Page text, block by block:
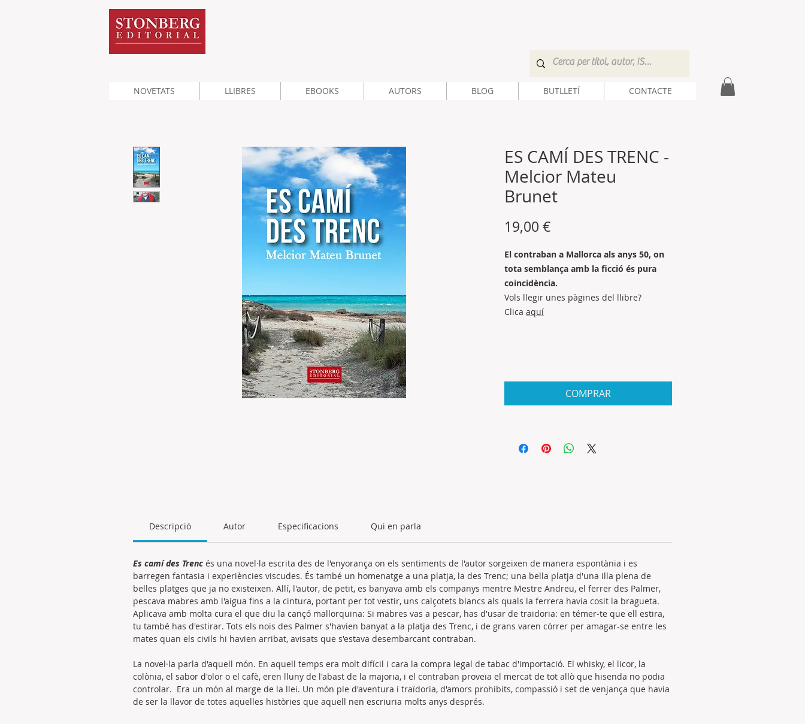
NOVETATS LLIBRES EBOOKS AUTORS BLOG BUTLLETÍ CONTACTE
ES CAMÍ DES TRENC -
Melcior Mateu
Brunet
19,00 €
El contraban a Mallorca als anys 50, on
tota semblança amb la ficció és pura
coincidència.
Vols llegir unes pàgines del llibre?
Clica aquí
COMPRAR
Descripció Autor Especificacions Qui en parla
Es camí des Trenc és una novel·la escrita des de l'enyorança on els sentiments de l'autor sorgeixen de manera espontània i es
barregen fantasia i experiències viscudes. És també un homenatge a una platja, la des Trenc; una bella platja d'una illa plena de
belles platges que ja no existeixen. Allí, l'autor, de petit, es banyava amb els companys mentre Mestre Andreu, el ferrer des Palmer,
pescava mabres amb l'aigua fins a la cintura, portant per tot vestir, uns calçotets blancs als quals la ferrera havia cosit la bragueta.
Aplicava amb molta cura el que diu la cançó mallorquina: Si mabres vas a pescar, has d'usar de traïdoria: en témer-te que ell estira,
tu també has d'estirar. Tots els nois des Palmer s'havien banyat a la platja des Trenc, i de grans varen córrer per amagar-se entre les
mates quan els civils hi havien arribat, avisats que s'estava desembarcant contraban.
La novel·la parla d'aquell món. En aquell temps era molt difícil i cara la compra legal de tabac d'importació. El whisky, el licor, la
colònia, el sabor d'olor o el cafè, eren lluny de l'abast de la majoria, i el contraban proveïa el mercat de tot allò que hisenda no podia
controlar. Era un món al marge de la llei. Un món ple d'aventura i traïdoria, d'amors prohibits, compassió i set de venjança que havia
de ser la llavor de totes aquelles històries que aquell nen escriuria molts anys després.